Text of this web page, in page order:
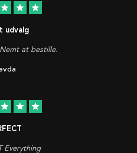
star star star
udvalg
at bestille.
star star star
Everything